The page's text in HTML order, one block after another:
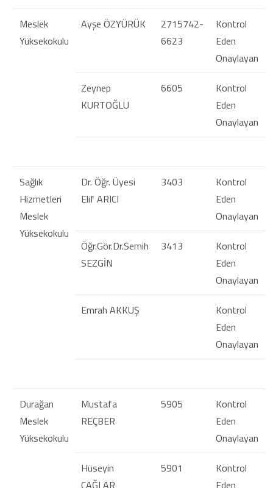
Meslek
Yüksekokulu
Ayşe ÖZYÜRÜK
2715742-
6623
Kontrol
Eden
Onaylayan
Zeynep
KURTOĞLU
6605
Kontrol
Eden
Onaylayan
Sağlık
Hizmetleri
Meslek
Yüksekokulu
Dr. Öğr. Üyesi
Elif ARICI
3403
Kontrol
Eden
Onaylayan
Öğr.Gör.Dr.Semih
SEZGİN
3413
Kontrol
Eden
Onaylayan
Emrah AKKUŞ
Kontrol
Eden
Onaylayan
Durağan
Meslek
Yüksekokulu
Mustafa
REÇBER
5905
Kontrol
Eden
Onaylayan
Hüseyin
ÇAĞLAR
5901
Kontrol
Eden